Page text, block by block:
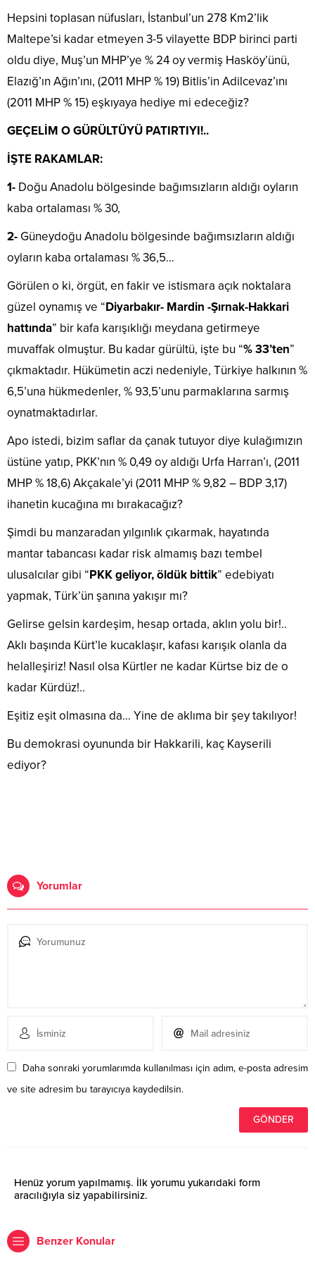
Hepsini toplasan nüfusları, İstanbul’un 278 Km2’lik
Maltepe’si kadar etmeyen 3-5 vilayette BDP birinci parti
oldu diye, Muş’un MHP’ye % 24 oy vermiş Hasköy’ünü,
Elazığ’ın Ağın’ını, (2011 MHP % 19) Bitlis’in Adilcevaz’ını
(2011 MHP % 15) eşkıyaya hediye mi edeceğiz?
GEÇELİM O GÜRÜLTÜYÜ PATIRTIYI!..
İŞTE RAKAMLAR:
1- Doğu Anadolu bölgesinde bağımsızların aldığı oyların
kaba ortalaması % 30,
2- Güneydoğu Anadolu bölgesinde bağımsızların aldığı
oyların kaba ortalaması % 36,5…
Görülen o ki, örgüt, en fakir ve istismara açık noktalara
güzel oynamış ve “Diyarbakır- Mardin -Şırnak-Hakkari
hattında” bir kafa karışıklığı meydana getirmeye
muvaffak olmuştur. Bu kadar gürültü, işte bu “% 33’ten”
çıkmaktadır. Hükümetin aczi nedeniyle, Türkiye halkının %
6,5’una hükmedenler, % 93,5’unu parmaklarına sarmış
oynatmaktadırlar.
Apo istedi, bizim saflar da çanak tutuyor diye kulağımızın
üstüne yatıp, PKK’nın % 0,49 oy aldığı Urfa Harran’ı, (2011
MHP % 18,6) Akçakale’yi (2011 MHP % 9,82 – BDP 3,17)
ihanetin kucağına mı bırakacağız?
Şimdi bu manzaradan yılgınlık çıkarmak, hayatında
mantar tabancası kadar risk almamış bazı tembel
ulusalcılar gibi “PKK geliyor, öldük bittik” edebiyatı
yapmak, Türk’ün şanına yakışır mı?
Gelirse gelsin kardeşim, hesap ortada, aklın yolu bir!..
Aklı başında Kürt’le kucaklaşır, kafası karışık olanla da
helalleşiriz! Nasıl olsa Kürtler ne kadar Kürtse biz de o
kadar Kürdüz!..
Eşitiz eşit olmasına da… Yine de aklıma bir şey takılıyor!
Bu demokrasi oyununda bir Hakkarili, kaç Kayserili
ediyor?
Yorumlar
Daha sonraki yorumlarımda kullanılması için adım, e-posta adresim
ve site adresim bu tarayıcıya kaydedilsin.
Henüz yorum yapılmamış. İlk yorumu yukarıdaki form
aracılığıyla siz yapabilirsiniz.
Benzer Konular